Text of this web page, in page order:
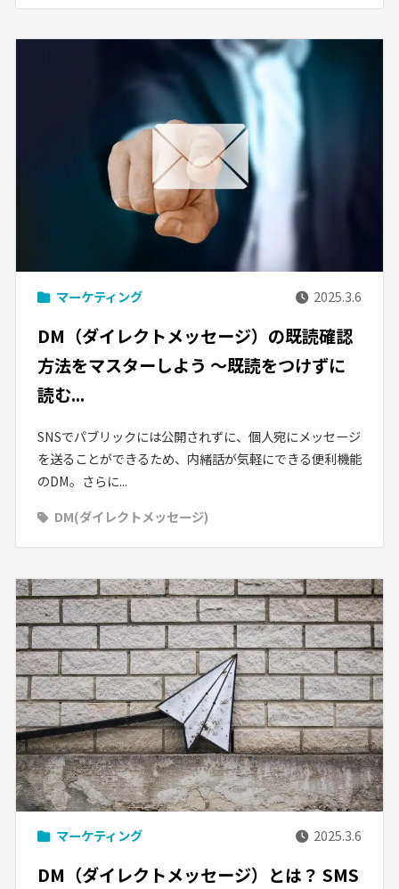
マーケティング 2025.3.6
DM（ダイレクトメッセージ）の既読確認
方法をマスターしよう 〜既読をつけずに
読む...
SNSでパブリックには公開されずに、個人宛にメッセージ
を送ることができるため、内緒話が気軽にできる便利機能
のDM。さらに...
DM(ダイレクトメッセージ)
マーケティング 2025.3.6
DM（ダイレクトメッセージ）とは？ SMS